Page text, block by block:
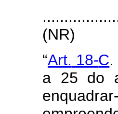
(NR)
“Art. 18-C.
a 25 do
enquadrar